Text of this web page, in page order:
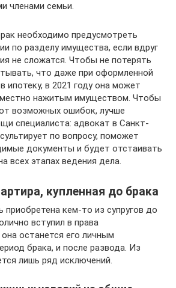
членами семьи.
необходимо предусмотреть
по разделу имущества, если вдруг
не сложатся. Чтобы не потерять
что даже при оформленной
ипотеку, в 2021 году она может
нажитым имуществом. Чтобы
возможных ошибок, лучше
специалиста: адвокат в Санкт-
по вопросу, поможет
документы и будет отстаивать
всех этапах ведения дела.
купленная до брака
приобретена кем-то из супругов до
вступил в права
останется его личным
брака, и после развода. Из
лишь ряд исключений.